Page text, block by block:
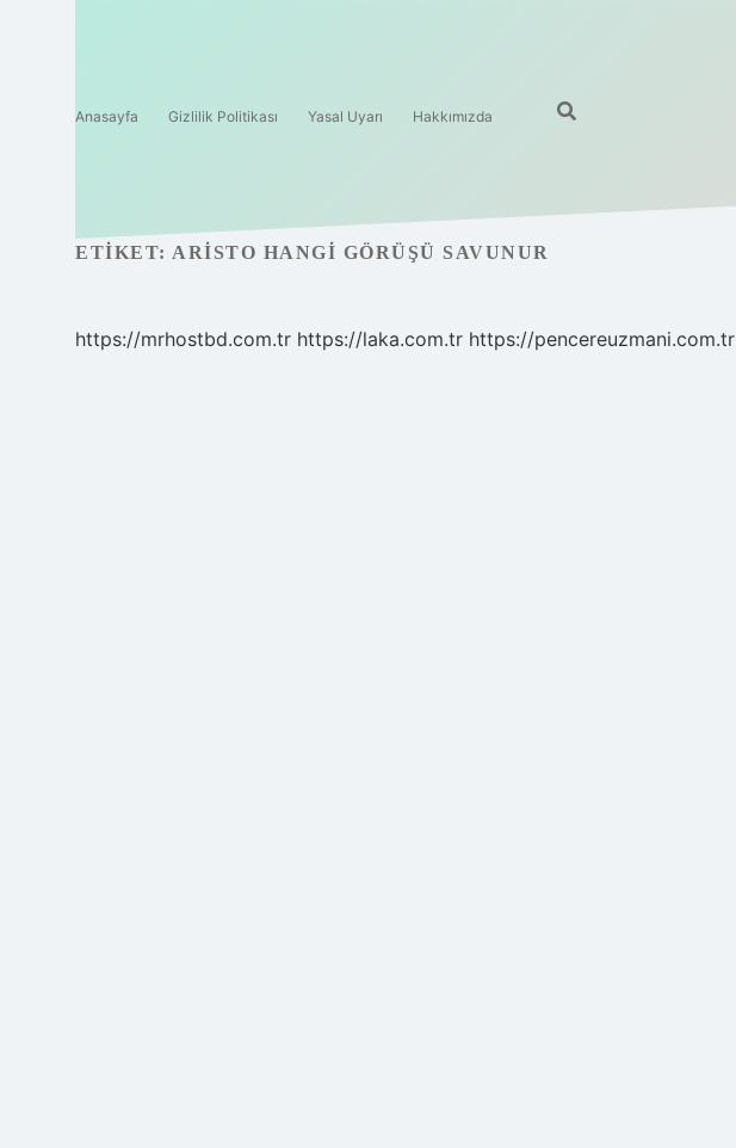
Anasayfa Gizlilik Politikası Yasal Uyarı Hakkımızda
ETIKET: ARISTO HANGI GÖRÜŞÜ SAVUNUR
https://mrhostbd.com.tr https://laka.com.tr https://pencereuzmani.com.tr